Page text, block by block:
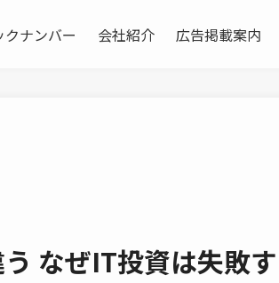
クナンバー 会社紹介 広告掲載案内
なぜIT投資は失敗